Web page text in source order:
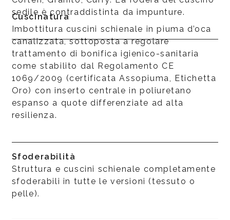
sedile è contraddistinta da impunture.
Cuscinatura
Imbottitura cuscini schienale in piuma d’oca
canalizzata, sottoposta a regolare
trattamento di bonifica igienico-sanitaria
come stabilito dal Regolamento CE
1069/2009 (certificata Assopiuma, Etichetta
Oro) con inserto centrale in poliuretano
espanso a quote differenziate ad alta
resilienza.
Sfoderabilità
Struttura e cuscini schienale completamente
sfoderabili in tutte le versioni (tessuto o
pelle).